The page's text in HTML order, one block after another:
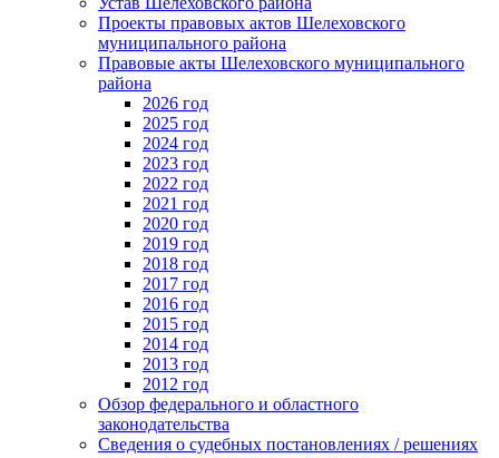
Проекты правовых актов Шелеховского
муниципального района
Правовые акты Шелеховского муниципального
района
2026 год
2025 год
2024 год
2023 год
2022 год
2021 год
2020 год
2019 год
2018 год
2017 год
2016 год
2015 год
2014 год
2013 год
2012 год
Обзор федерального и областного
законодательства
Сведения о судебных постановлениях / решениях